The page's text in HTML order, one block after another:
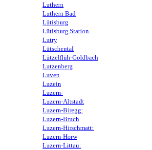
Luthern
Luthern Bad
Lütisburg
Lütisburg Station
Lutry
Lütschental
Lützelflüh-Goldbach
Lutzenberg
Luven
Luzein
Luzern-
Luzern-Altstadt
Luzern-Biregg:
Luzern-Bruch
Luzern-Hirschmatt:
Luzern-Horw
Luzern-Littau: